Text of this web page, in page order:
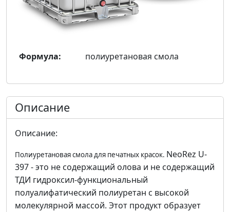
Формула: полиуретановая смола
Описание
Описание:
Полиуретановая смола для печатных красок. NeoRez U-
397 - это не содержащий олова и не содержащий
ТДИ гидроксил-функциональный
полуалифатический полиуретан с высокой
молекулярной массой. Этот продукт образует